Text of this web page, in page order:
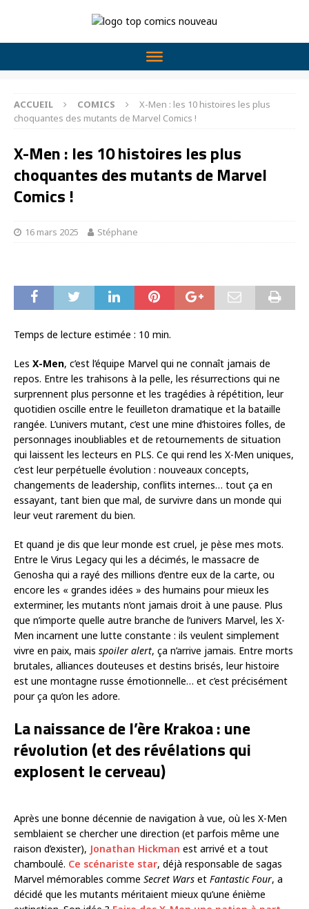
ACCUEIL COMICS
X-Men : les 10 histoires les plus
choquantes des mutants de Marvel Comics !
X-Men : les 10 histoires les plus
choquantes des mutants de Marvel
Comics !
16 mars 2025 Stéphane
Temps de lecture estimée : 10 min.
Les X-Men, c’est l’équipe Marvel qui ne connaît jamais de
repos. Entre les trahisons à la pelle, les résurrections qui ne
surprennent plus personne et les tragédies à répétition, leur
quotidien oscille entre le feuilleton dramatique et la bataille
rangée. L’univers mutant, c’est une mine d’histoires folles, de
personnages inoubliables et de retournements de situation
qui laissent les lecteurs en PLS. Ce qui rend les X-Men uniques,
c’est leur perpétuelle évolution : nouveaux concepts,
changements de leadership, conflits internes… tout ça en
essayant, tant bien que mal, de survivre dans un monde qui
leur veut rarement du bien.
Et quand je dis que leur monde est cruel, je pèse mes mots.
Entre le Virus Legacy qui les a décimés, le massacre de
Genosha qui a rayé des millions d’entre eux de la carte, ou
encore les « grandes idées » des humains pour mieux les
exterminer, les mutants n’ont jamais droit à une pause. Plus
que n’importe quelle autre branche de l’univers Marvel, les X-
Men incarnent une lutte constante : ils veulent simplement
vivre en paix, mais spoiler alert, ça n’arrive jamais. Entre morts
brutales, alliances douteuses et destins brisés, leur histoire
est une montagne russe émotionnelle… et c’est précisément
pour ça qu’on les adore.
La naissance de l’ère Krakoa : une
révolution (et des révélations qui
explosent le cerveau)
Après une bonne décennie de navigation à vue, où les X-Men
semblaient se chercher une direction (et parfois même une
raison d’exister), Jonathan Hickman est arrivé et a tout
chamboulé. Ce scénariste star, déjà responsable de sagas
Marvel mémorables comme Secret Wars et Fantastic Four, a
décidé que les mutants méritaient mieux qu’une énième